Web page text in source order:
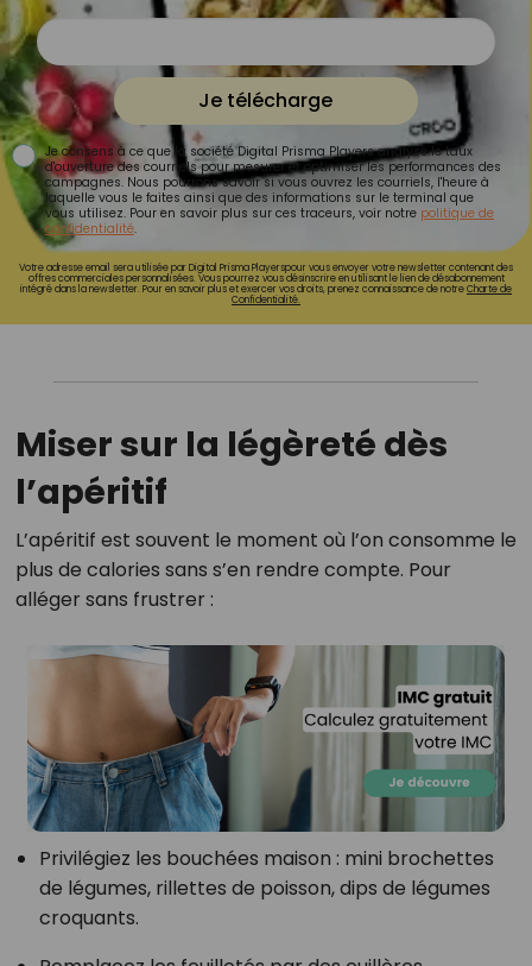
Je télécharge
Je consens à ce que la société Digital Prisma Players analyse le taux
d'ouverture des courriels pour mesurer et optimiser les performances des
campagnes. Nous pourrons savoir si vous ouvrez les courriels, l'heure à
laquelle vous le faites ainsi que des informations sur le terminal que
vous utilisez. Pour en savoir plus sur ces traceurs, voir notre politique de
confidentialité.
Votre adresse email sera utilisée par Digital Prisma Playerspour vous envoyer votre newsletter contenant des
offres commerciales personnalisées. Vous pourrez vous désinscrire en utilisant le lien de désabonnement
intégré dans la newsletter. Pour en savoir plus et exercer vos droits, prenez connaissance de notreCharte de
Confidentialité.
Miser sur la légèreté dès
l’apéritif
L’apéritif est souvent le moment où l’on consomme le
plus de calories sans s’en rendre compte. Pour
alléger sans frustrer :
Privilégiez les bouchées maison : mini brochettes
de légumes, rillettes de poisson, dips de légumes
croquants.